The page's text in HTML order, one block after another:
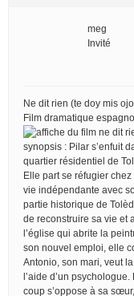
meg
Invité
Ne dit rien (te doy mis
Film dramatique
synopsis : Pilar s’enfuit
quartier résidentiel de
Elle part se réfugier
vie indépendante avec
partie historique de
de reconstruire sa vie et
l’église qui abrite la
son nouvel emploi, elle
Antonio, son mari, veut
l’aide d’un
coup s’oppose à sa